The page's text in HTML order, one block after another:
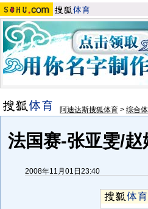
阿迪达斯搜狐体育 > 综合
法国赛-张亚雯/
2008年11月01日23:40